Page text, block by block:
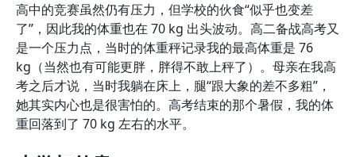
高中的竞赛虽然仍有压力，但学校的伙食“似乎也变差
了”，因此我的体重也在 70 kg 出头波动。高二备战高考又
是一个压力点，当时的体重秤记录我的最高体重是 76
kg（当然也有可能更胖，胖得不敢上秤了）。母亲在我高
考之后才说，当时我躺在床上，腿“跟大象的差不多粗”，
她其实内心也是很害怕的。高考结束的那个暑假，我的体
重回落到了 70 kg 左右的水平。